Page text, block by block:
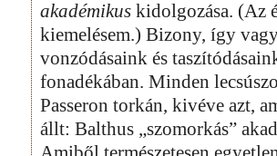
akadémikus kidolgozása. (Az
kiemelésem.) Bizony, így
vonzódásaink és
fonadékában. Minden
Passeron torkán, kivéve azt,
állt: Balthus „szomorkás”